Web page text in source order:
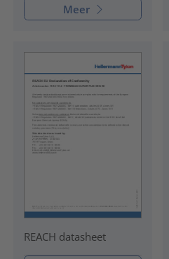
Meer
REACH datasheet